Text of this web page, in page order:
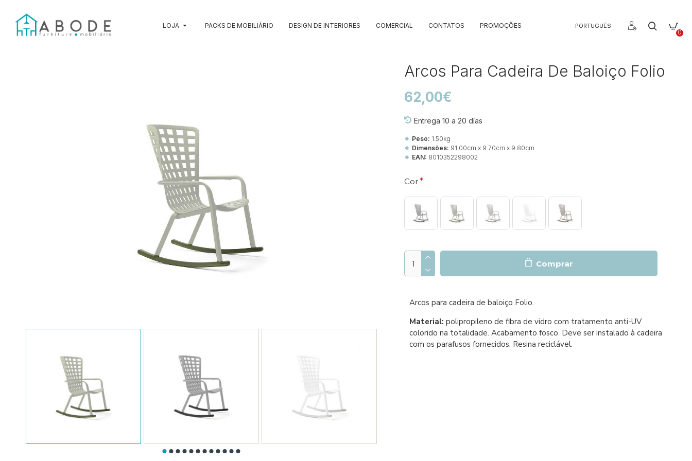
LOJA PACKS DE MOBILIÁRIO DESIGN DE INTERIORES COMERCIAL CONTATOS PROMOÇÕES PORTUGUÊS
0
Arcos Para Cadeira De Baloiço Folio
Entrega 10 a 20 días
Peso: 1.50kg
Dimensões: 91.00cm x 9.70cm x 9.80cm
EAN: 8010352298002
62,00€
Cor
Comprar
Arcos para cadeira de baloiço Folio.
Material: polipropileno de fibra de vidro com tratamento anti-UV
colorido na totalidade. Acabamento fosco. Deve ser instalado à cadeira
com os parafusos fornecidos. Resina reciclável.